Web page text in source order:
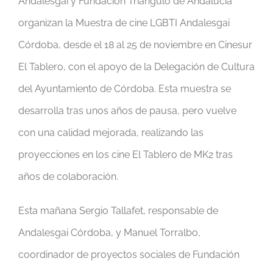
organizan la Muestra de cine LGBTI Andalesgai
Córdoba, desde el 18 al 25 de noviembre en Cinesur
El Tablero, con el apoyo de la Delegación de Cultura
del Ayuntamiento de Córdoba. Esta muestra se
desarrolla tras unos años de pausa, pero vuelve
con una calidad mejorada, realizando las
proyecciones en los cine El Tablero de MK2 tras
años de colaboración.
Esta mañana Sergio Tallafet, responsable de
Andalesgai Córdoba, y Manuel Torralbo,
coordinador de proyectos sociales de Fundación